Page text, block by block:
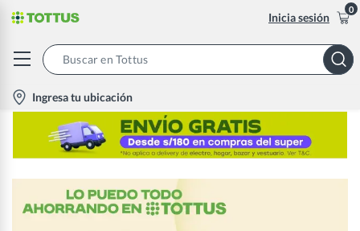
Inicia sesión
0
location-
icon
Ingresa tu ubicación